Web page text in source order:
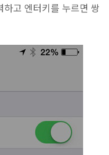
고 엔터키를 누르면 쌍